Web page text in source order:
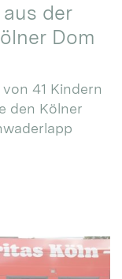
der
Dom
41 Kindern
den Kölner